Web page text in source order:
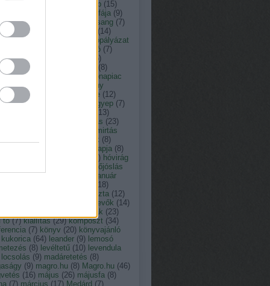
dologtiltó nap (15)
év fája (9)
(11) fagyosszentek farsang (7)
február (14)
(7)
fotópályázat
fűnyíró (7)
(10 36)
(8)
gabonapiac
Gardenexpo
gazdasszony
gépek gesztenye (12)
(8) gombabetegség gyep (7)
13)
gyógyhatás (23)
gyomirtás
hagymások (8)
halottak napja (8)
) hóvirág
időjóslás
január
18)
káposzta (12)
kártevők (14)
kerti munkák (23)
tó (7) kiállítás (29) komposzt (34)
(7) könyv (20) könyvajánló
kukorica (64) leander (9) lemosó
(8) levéltetű (10) levendula
locsolás (9) madáretetés (8)
(9) magro.hu (8) Magro.hu (46)
(16) május (26) májusfa (8)
(7) március (17) Medárd (7)